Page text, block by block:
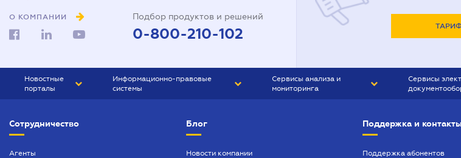
О КОМПАНИИ Подбор продуктов и решений
0-800-210-102
Новостные
порталы
БИЗНЕС
Информационно-правовые
системы
Сервисы анализа и
мониторинга
Сервисы
Сотрудничество
Агенты
Блог
Новости компании
Поддержка и контакты
Поддержка абонентов